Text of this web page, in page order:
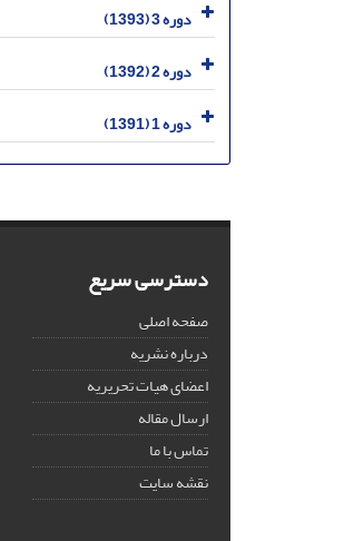
دوره 3 (1393)
دوره 2 (1392)
دوره 1 (1391)
دسترسی سریع
صفحه اصلی
درباره نشریه
اعضای هیات تحریریه
ارسال مقاله
تماس با ما
نقشه سایت